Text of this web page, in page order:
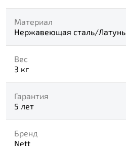
Материал
Нержавеющая сталь/Латунь
Вес
3 кг
Гарантия
5 лет
Бренд
Nett